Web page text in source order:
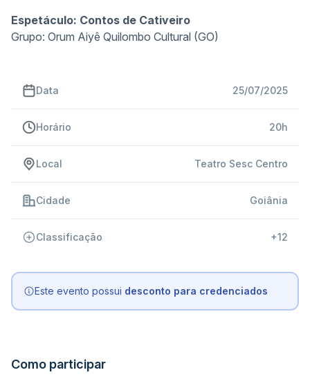
Espetáculo: Contos de Cativeiro
Grupo: Orum Aiyê Quilombo Cultural (GO)
Data 25/07/2025
Horário 20h
Local Teatro Sesc Centro
Cidade Goiânia
Classificação +12
Este evento possui desconto para credenciados
Como participar